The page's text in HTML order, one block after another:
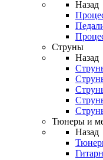
Назад
Струны
Назад
Тюнеры и
Назад